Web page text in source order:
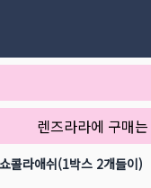
렌즈라라에 구매는
콜라애쉬(1박스 2개들이)